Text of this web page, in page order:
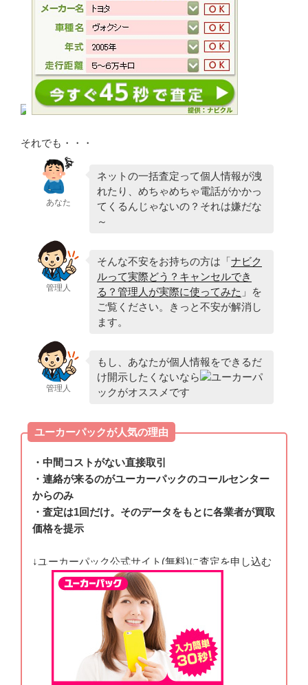
それでも・・・
あなた
ネットの一括査定って個人情報が洩
れたり、めちゃめちゃ電話がかかっ
てくるんじゃないの？それは嫌だな
～
管理人
そんな不安をお持ちの方は「ナビク
ルって実際どう？キャンセルでき
る？管理人が実際に使ってみた 」を
ご覧ください。きっと不安が解消し
ます。
管理人
もし、あなたが個人情報をできるだ
け開示したくないなら
ユーカーパ
ックがオススメです
ユーカーパックが人気の理由
・中間コストがない直接取引
・連絡が来るのがユーカーパックのコールセンター
からのみ
・査定は1回だけ。そのデータをもとに各業者が買取
価格を提示
↓ユーカーパック公式サイト(無料)に査定を申し込む